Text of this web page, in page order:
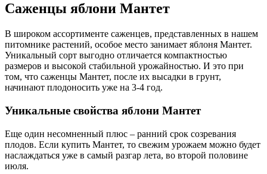
Саженцы яблони Мантет
В широком ассортименте саженцев, представленных в нашем
питомнике растений, особое место занимает яблоня Мантет.
Уникальный сорт выгодно отличается компактностью
размеров и высокой стабильной урожайностью. И это при
том, что саженцы Мантет, после их высадки в грунт,
начинают плодоносить уже на 3-4 год.
Уникальные свойства яблони Мантет
Еще один несомненный плюс – ранний срок созревания
плодов. Если купить Мантет, то свежим урожаем можно будет
наслаждаться уже в самый разгар лета, во второй половине
июля.